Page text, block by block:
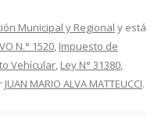
Municipal y Regional y está
N.° 1520, Impuesto de
Vehícular, Ley N° 31380,
JUAN MARIO ALVA MATTEUCCI.